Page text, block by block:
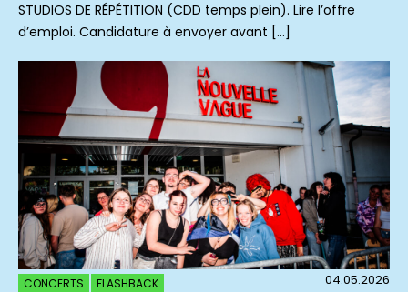
STUDIOS DE RÉPÉTITION (CDD temps plein). Lire l’offre
d’emploi. Candidature à envoyer avant […]
CONCERTS FLASHBACK 04.05.2026